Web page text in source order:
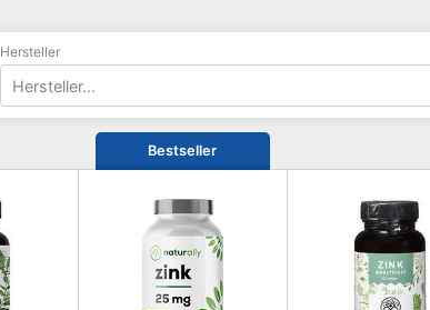
Hersteller
Hersteller...
Bestseller